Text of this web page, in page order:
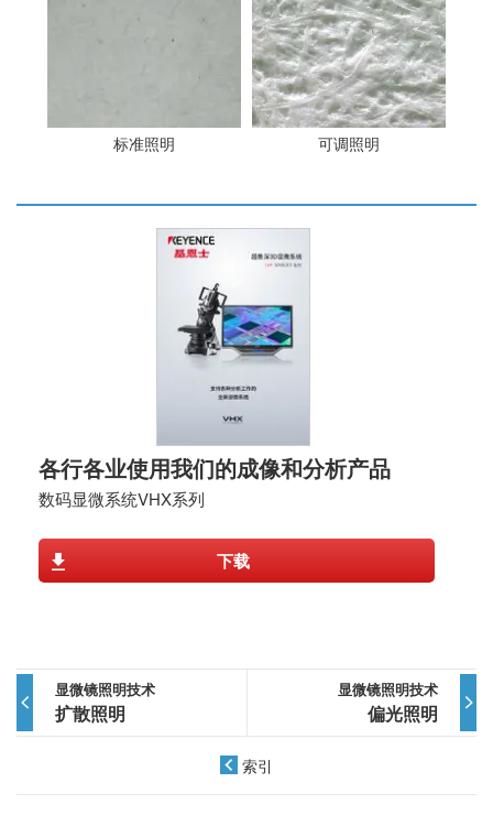
标准照明 可调照明
各行各业使用我们的成像和分析产品
数码显微系统VHX系列
下载
显微镜照明技术
扩散照明
显微镜照明技术
偏光照明
索引